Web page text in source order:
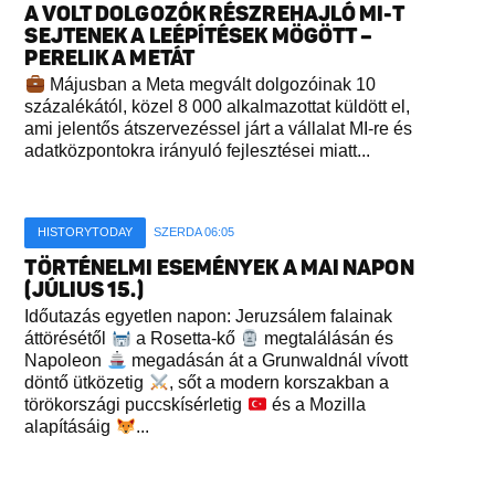
A VOLT DOLGOZÓK RÉSZREHAJLÓ MI-T
SEJTENEK A LEÉPÍTÉSEK MÖGÖTT –
PERELIK A METÁT
Májusban a Meta megvált dolgozóinak 10
százalékától, közel 8 000 alkalmazottat küldött el,
ami jelentős átszervezéssel járt a vállalat MI-re és
adatközpontokra irányuló fejlesztései miatt...
HISTORYTODAY SZERDA 06:05
TÖRTÉNELMI ESEMÉNYEK A MAI NAPON
(JÚLIUS 15.)
Időutazás egyetlen napon: Jeruzsálem falainak
áttörésétől
a Rosetta-kő
megtalálásán és
Napoleon
megadásán át a Grunwaldnál vívott
döntő ütközetig
, sőt a modern korszakban a
törökországi puccskísérletig
és a Mozilla
alapításáig
...